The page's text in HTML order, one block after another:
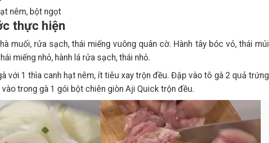
nêm, bột ngọt
thực hiện
muối, rửa sạch, thái miếng vuông quân cờ. Hành tây bóc vỏ, thái múi
miếng nhỏ, hành lá rửa sạch, thái nhỏ.
với 1 thìa canh hạt nêm, ít tiêu xay trộn đều. Đập vào tô gà 2 quả trứng
trong gà 1 gói bột chiên giòn Aji Quick trộn đều.